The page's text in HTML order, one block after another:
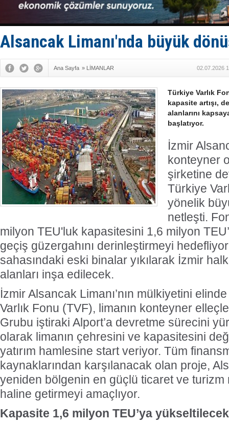
Uzmanlar
Gemi
Makine
'REGAL 1'
Alsancak Limanı'nda büyük
Ana Sayfa » LİMANLAR 02.07.2026
Türkiye Varlık
kapasite artışı,
alanlarını
başlatıyor.
İzmir
konteyner
şirketine
Türkiye
yönelik
netleşti.
milyon TEU'luk kapasitesini 1,6 milyon
geçiş güzergahını derinleştirmeyi
sahasındaki eski binalar yıkılarak İzmir
alanları inşa edilecek.
İzmir Alsancak Limanı’nın mülkiyetini
Varlık Fonu (TVF), limanın konteyner
Grubu iştiraki Alport’a devretme sürecini
olarak limanın çehresini ve kapasitesini
yatırım hamlesine start veriyor. Tüm
kaynaklarından karşılanacak olan proje,
yeniden bölgenin en güçlü ticaret ve
haline getirmeyi amaçlıyor.
Kapasite 1,6 milyon TEU’ya yükseltilecek